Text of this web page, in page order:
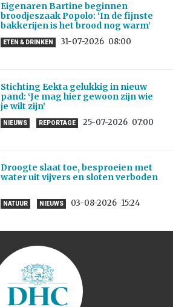
Eigenaren Bartine beginnen
broodjeszaak Popolo: ‘In de fijnste
bakkerijen is het brood nog warm’
ETEN & DRINKEN 31-07-2026 08:00
Stichting Eekta gelukkig in nieuw
pand: ‘Je mag hier gewoon zijn wie
je wilt zijn’
NIEUWS REPORTAGE 25-07-2026 07:00
Droogte slaat toe, besproeien met
water uit vijvers en sloten verboden
NATUUR NIEUWS 03-08-2026 15:24